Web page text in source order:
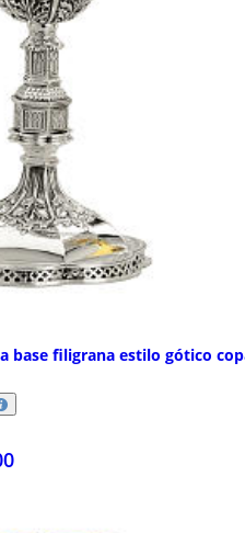
base filigrana estilo gótico